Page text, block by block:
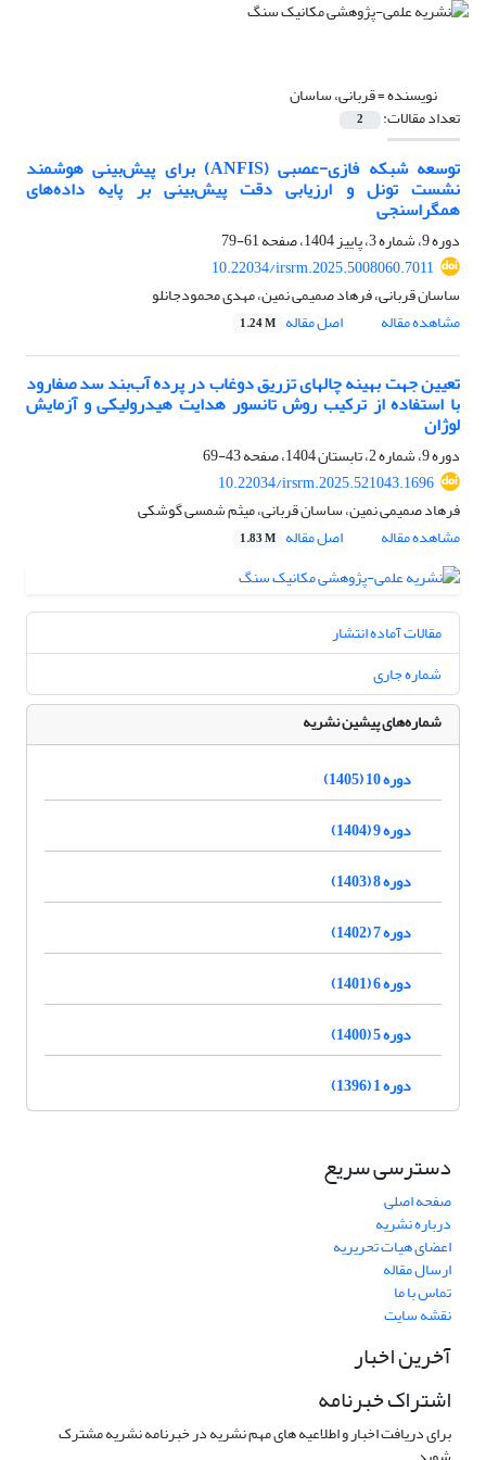
نویسنده =قربانی، ساسان
تعداد مقالات: 2
توسعه شبکه فازی-عصبی (ANFIS) برای پیش‌بینی هوشمند
نشست تونل‌ و ارزیابی دقت پیش‌بینی بر پایه داده‌های
همگراسنجی
دوره 9، شماره 3، پاییز 1404، صفحه
61-79
10.22034/irsrm.2025.5008060.7011
ساسان قربانی، فرهاد صمیمی نمین، مهدی محمودجانلو
مشاهده مقاله
اصل مقاله 1.24 M
تعیین جهت بهینه چالهای تزریق دوغاب در پرده آب‌بند سد صفارود
با استفاده از ترکیب روش تانسور هدایت هیدرولیکی و آزمایش
لوژان
دوره 9، شماره 2، تابستان 1404، صفحه
43-69
10.22034/irsrm.2025.521043.1696
فرهاد صمیمی نمین، ساسان قربانی، میثم شمسی گوشکی
مشاهده مقاله
اصل مقاله 1.83 M
مقالات آماده انتشار
شماره جاری
شماره‌های پیشین نشریه
دوره 10 (1405)
دوره 9 (1404)
دوره 8 (1403)
دوره 7 (1402)
دوره 6 (1401)
دوره 5 (1400)
دوره 1 (1396)
دسترسی سریع
صفحه اصلی
درباره نشریه
اعضای هیات تحریریه
ارسال مقاله
تماس با ما
نقشه سایت
آخرین اخبار
اشتراک خبرنامه
برای دریافت اخبار و اطلاعیه های مهم نشریه در خبرنامه نشریه مشترک